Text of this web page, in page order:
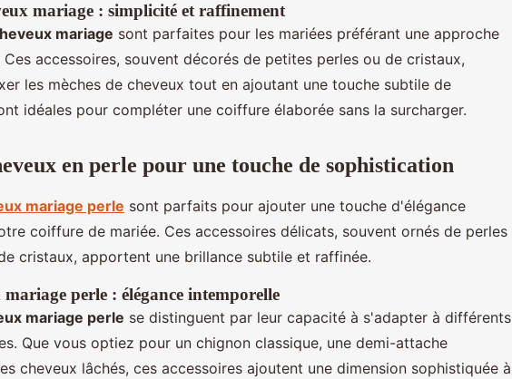
mariage : simplicité et raffinement
mariage sont parfaites pour les mariées préférant une approche
Ces accessoires, souvent décorés de petites perles ou de cristaux,
les mèches de cheveux tout en ajoutant une touche subtile de
idéales pour compléter une coiffure élaborée sans la surcharger.
en perle pour une touche de sophistication
mariage perle sont parfaits pour ajouter une touche d'élégance
coiffure de mariée. Ces accessoires délicats, souvent ornés de perles
cristaux, apportent une brillance subtile et raffinée.
perle : élégance intemporelle
mariage perle se distinguent par leur capacité à s'adapter à différents
Que vous optiez pour un chignon classique, une demi-attache
cheveux lâchés, ces accessoires ajoutent une dimension sophistiquée à